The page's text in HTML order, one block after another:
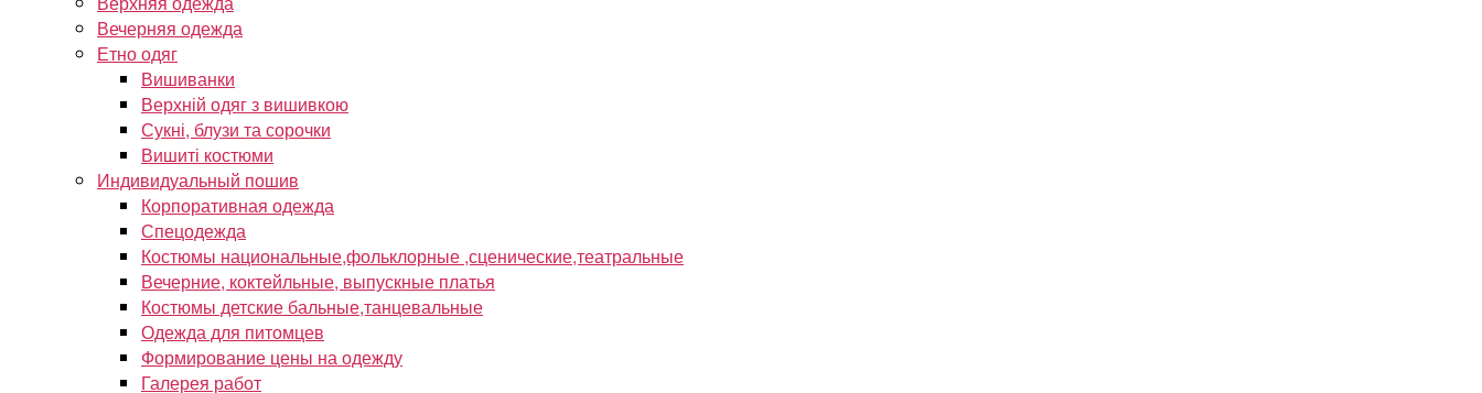
Вечерняя одежда
Етно одяг
Вишиванки
Верхній одяг з вишивкою
Сукні, блузи та сорочки
Вишиті костюми
Индивидуальный пошив
Корпоративная одежда
Спецодежда
Костюмы национальные,фольклорные ,сценические,театральные
Вечерние, коктейльные, выпускные платья
Костюмы детские бальные,танцевальные
Одежда для питомцев
Формирование цены на одежду
Галерея работ